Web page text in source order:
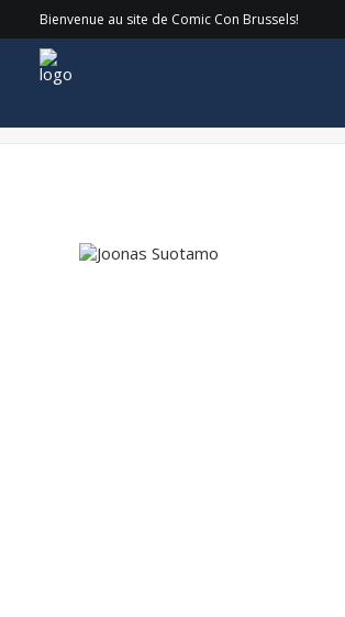
Bienvenue au site de Comic Con Brussels!
Joonas Suotamo